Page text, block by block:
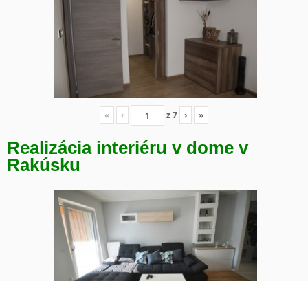
« ‹ z7 › »
Realizácia interiéru v dome v
Rakúsku